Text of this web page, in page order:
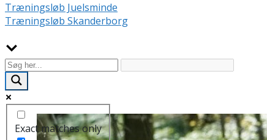
Træningsløb Juelsminde
Træningsløb Skanderborg
Exact matches only